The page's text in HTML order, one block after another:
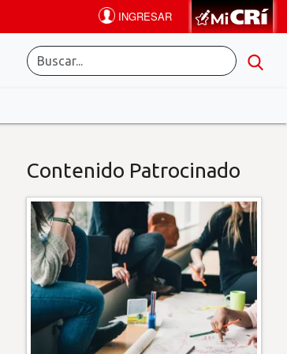
Contenido Patrocinado